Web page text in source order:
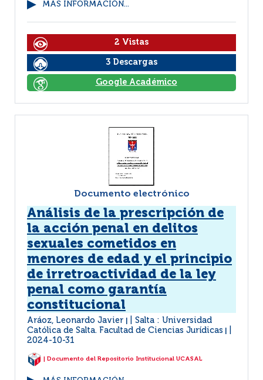
MÁS INFORMACIÓN...
2 Vistas
3 Descargas
Google Académico
Documento electrónico
Análisis de la prescripción de
la acción penal en delitos
sexuales cometidos en
menores de edad y el principio
de irretroactividad de la ley
penal como garantía
constitucional
Aráoz, Leonardo Javier
Salta : Universidad
Católica de Salta. Facultad de Ciencias Jurídicas
2024-10-31
| Documento del Repositorio Institucional UCASAL